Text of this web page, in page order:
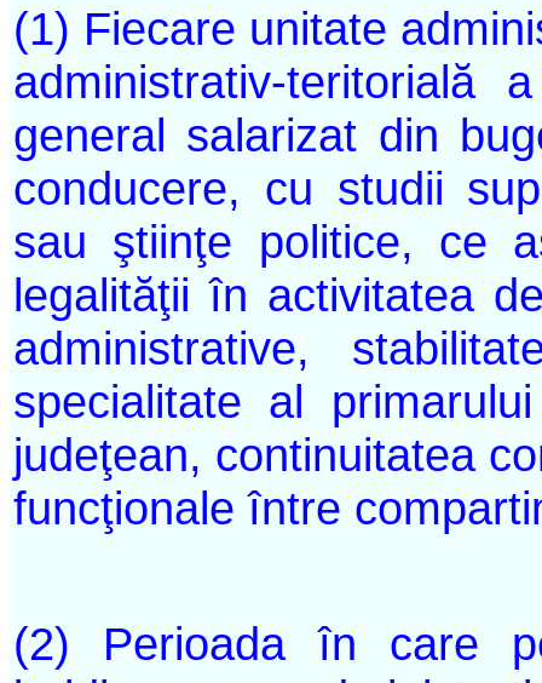
(1) Fiecare unitate
administrativ-teritorială
general salarizat din
conducere, cu studii
sau ştiinţe politice, ce
legalităţii în activitatea
administrative,
specialitate al
judeţean, continuitatea
funcţionale între
(2) Perioada în care